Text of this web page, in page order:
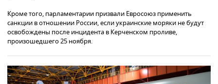
Кроме того, парламентарии призвали Евросоюз применить
санкции в отношении России, если украинские моряки не будут
освобождены после инцидента в Керченском проливе,
произошедшего 25 ноября.